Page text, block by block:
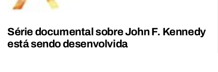
Série documental sobre John F. Kennedy
está sendo desenvolvida